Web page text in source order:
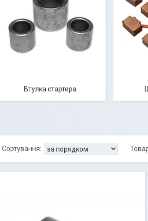
Втулка стартера